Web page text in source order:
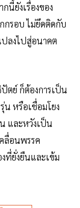
นี้ยังเรื่องของ
กรอบ ไม่ยึดติดกับ
ปลงไปสู่อนาคต
ตย์ ก็ต้องการเป็น
น หรือเชื่อมโยง
และหวังเป็น
ลื่อนพรรค
ที่ยั่งยืนและเข้ม